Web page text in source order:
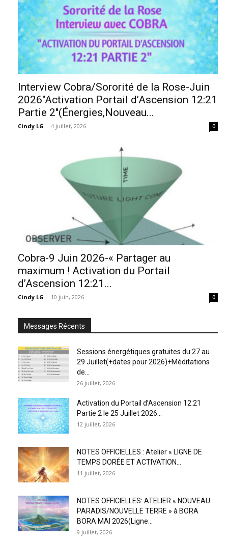
Interview Cobra/Sororité de la Rose-Juin
2026″Activation Portail d’Ascension 12:21
Partie 2″(Énergies,Nouveau...
Cindy LG - 4 juillet, 2026 0
Cobra-9 Juin 2026-« Partager au
maximum ! Activation du Portail
d’Ascension 12:21...
Cindy LG - 10 juin, 2026 0
Messages Récents
Sessions énergétiques gratuites du 27 au
29 Juillet(+dates pour 2026)+Méditations
de...
26 juillet, 2026
Activation du Portail d’Ascension 12:21
Partie 2 le 25 Juillet 2026...
12 juillet, 2026
NOTES OFFICIELLES : Atelier « LIGNE DE
TEMPS DORÉE ET ACTIVATION...
11 juillet, 2026
NOTES OFFICIELLES: ATELIER « NOUVEAU
PARADIS/NOUVELLE TERRE » à BORA
BORA MAI 2026(Ligne...
9 juillet, 2026